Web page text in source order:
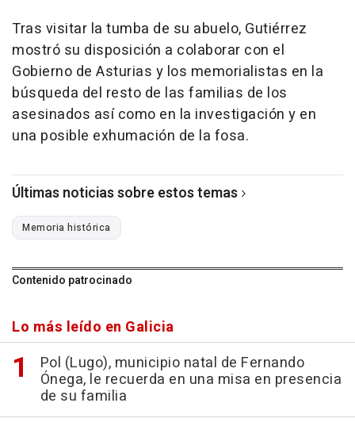
Tras visitar la tumba de su abuelo, Gutiérrez
mostró su disposición a colaborar con el
Gobierno de Asturias y los memorialistas en la
búsqueda del resto de las familias de los
asesinados así como en la investigación y en
una posible exhumación de la fosa.
Últimas noticias sobre estos temas
Memoria histórica
Contenido patrocinado
Lo más leído en Galicia
Pol (Lugo), municipio natal de Fernando
Ónega, le recuerda en una misa en presencia
de su familia